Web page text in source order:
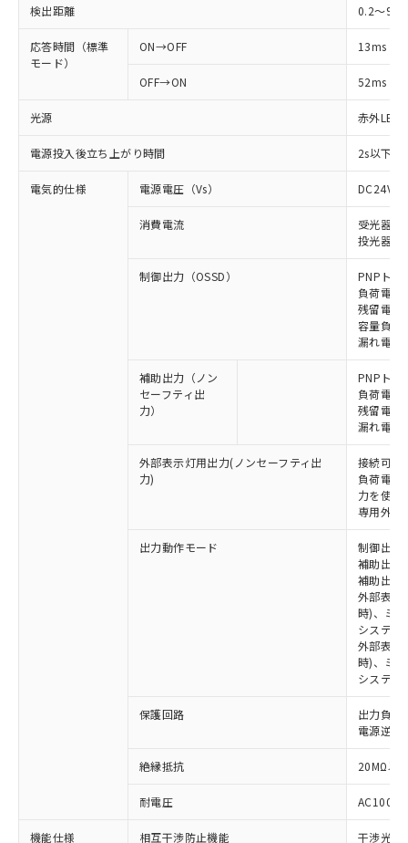
検出距離 0.2～9m
応答時間（標準
モード）
ON→OFF 13ms
OFF→ON 52ms
光源 赤外LED
電源投入後立ち上がり時間 2s以下(
電気的仕様 電源電圧（Vs）
消費電流
受光器:
投光器:
制御出力（OSSD）
PNPトラ
負荷電流
残留電圧
容量負荷
漏れ電流
補助出力（ノン
セーフティ出
力）
PNPトラ
負荷電流
残留電圧
漏れ電流
外部表示灯用出力(ノンセーフティ出
力)
接続可能
負荷電流
力を使用
専用外部
出力動作モード
制御出力
補助出力
補助出力
外部表示
時)、ミ
システム
外部表示
時)、ミ
システム
保護回路
出力負荷
電源逆接
絶縁抵抗 20MΩ以
耐電圧
機能仕様 相互干渉防止機能 干渉光回
以下の条件をお読みいただき、同意のうえ
ご利用ください。
本サービスは、当社制御機器事業取扱
(税抜)を提供させていただくもので
当社制御機器事業取扱商品の中には、
※1 対応状況
非含有に非対応の商品で、対応品を出す予
非含有の対応状況を調査中または確認中の
非該当品：ライセンス料など無形物で、有
※1 中国RoHS○×表
「○」：最大均質材料含有率が中国RoHSの